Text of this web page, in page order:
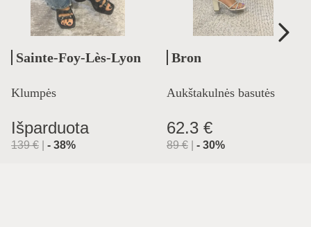
Sainte-Foy-Lès-Lyon
Klumpės
Išparduota
139€ - 38%
Bron
Aukštakulnės basutės
62.3 €
89€ - 30%